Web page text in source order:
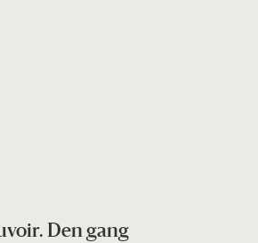
Den gang